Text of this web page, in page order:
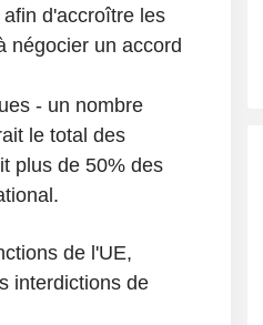
d'accroître les
négocier un accord
- un nombre
le total des
plus de 50% des
de l'UE,
interdictions de